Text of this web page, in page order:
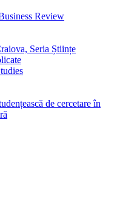
Review
Seria Științe
de cercetare în